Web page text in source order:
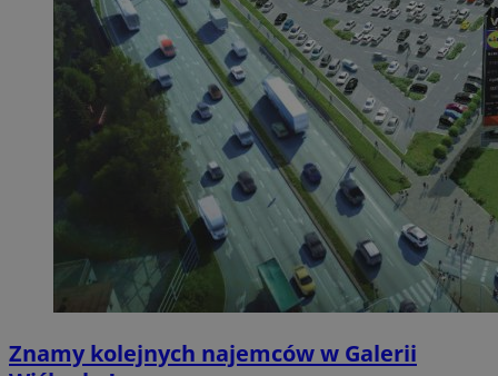
Znamy kolejnych najemców w Galerii